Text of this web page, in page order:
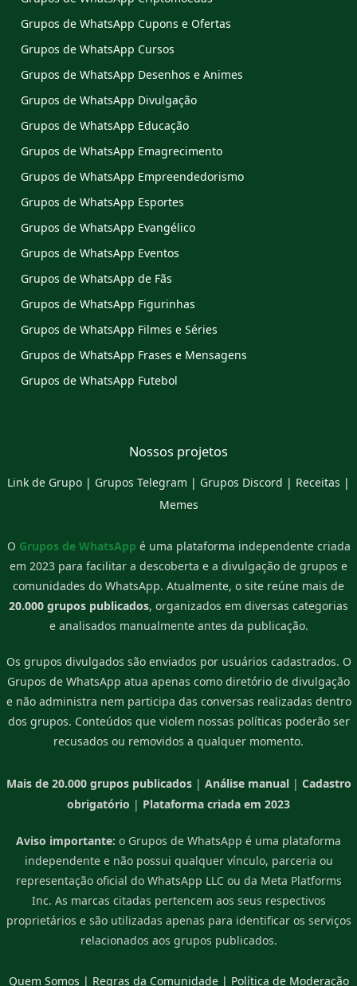
Grupos de WhatsApp Cupons e Ofertas
Grupos de WhatsApp Cursos
Grupos de WhatsApp Desenhos e Animes
Grupos de WhatsApp Divulgação
Grupos de WhatsApp Educação
Grupos de WhatsApp Emagrecimento
Grupos de WhatsApp Empreendedorismo
Grupos de WhatsApp Esportes
Grupos de WhatsApp Evangélico
Grupos de WhatsApp Eventos
Grupos de WhatsApp de Fãs
Grupos de WhatsApp Figurinhas
Grupos de WhatsApp Filmes e Séries
Grupos de WhatsApp Frases e Mensagens
Grupos de WhatsApp Futebol
Nossos projetos
Link de Grupo | Grupos Telegram | Grupos Discord | Receitas |
Memes
O Grupos de WhatsApp é uma plataforma independente criada
em 2023 para facilitar a descoberta e a divulgação de grupos e
comunidades do WhatsApp. Atualmente, o site reúne mais de
20.000 grupos publicados, organizados em diversas categorias
e analisados manualmente antes da publicação.
Os grupos divulgados são enviados por usuários cadastrados. O
Grupos de WhatsApp atua apenas como diretório de divulgação
e não administra nem participa das conversas realizadas dentro
dos grupos. Conteúdos que violem nossas políticas poderão ser
recusados ou removidos a qualquer momento.
Mais de 20.000 grupos publicados| Análise manual| Cadastro
obrigatório | Plataforma criada em 2023
Aviso importante: o Grupos de WhatsApp é uma plataforma
independente e não possui qualquer vínculo, parceria ou
representação oficial do WhatsApp LLC ou da Meta Platforms
Inc. As marcas citadas pertencem aos seus respectivos
proprietários e são utilizadas apenas para identificar os serviços
relacionados aos grupos publicados.
Quem Somos | Regras da Comunidade| Política de Moderação